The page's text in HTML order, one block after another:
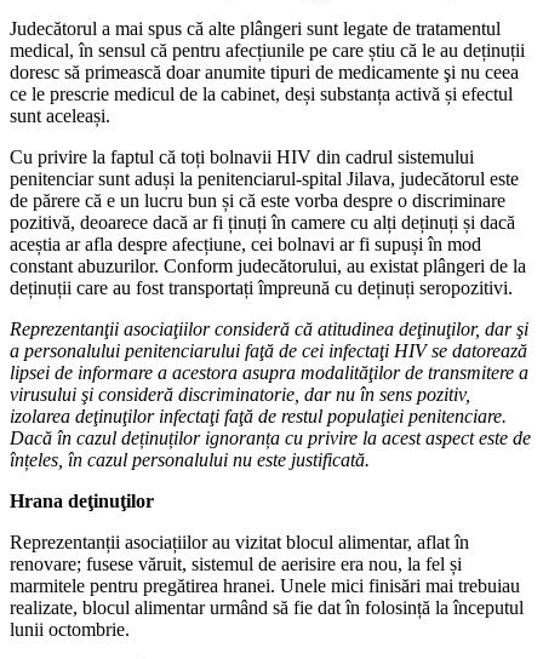
Judecătorul a mai spus că alte plângeri sunt legate de tratamentul
medical, în sensul că pentru afecțiunile pe care știu că le au deținuții
doresc să primească doar anumite tipuri de medicamente şi nu ceea
ce le prescrie medicul de la cabinet, deși substanța activă și efectul
sunt aceleași.
Cu privire la faptul că toți bolnavii HIV din cadrul sistemului
penitenciar sunt aduși la penitenciarul-spital Jilava, judecătorul este
de părere că e un lucru bun și că este vorba despre o discriminare
pozitivă, deoarece dacă ar fi ținuți în camere cu alți deținuți și dacă
aceștia ar afla despre afecțiune, cei bolnavi ar fi supuși în mod
constant abuzurilor. Conform judecătorului, au existat plângeri de la
deținuții care au fost transportați împreună cu deținuți seropozitivi.
Reprezentanţii asociaţiilor consideră că atitudinea deţinuţilor, dar şi
a personalului penitenciarului faţă de cei infectaţi HIV se datorează
lipsei de informare a acestora asupra modalităţilor de transmitere a
virusului şi consideră discriminatorie, dar nu în sens pozitiv,
izolarea deţinuţilor infectaţi faţă de restul populaţiei penitenciare.
Dacă în cazul deținuților ignoranța cu privire la acest aspect este de
înțeles, în cazul personalului nu este justificată.
Hrana deţinuţilor
Reprezentanții asociațiilor au vizitat blocul alimentar, aflat în
renovare; fusese văruit, sistemul de aerisire era nou, la fel și
marmitele pentru pregătirea hranei. Unele mici finisări mai trebuiau
realizate, blocul alimentar urmând să fie dat în folosință la începutul
lunii octombrie.